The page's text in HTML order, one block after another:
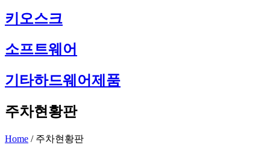
키오스크
소프트웨어
기타하드웨어제품
주차현황판
Home / 주차현황판